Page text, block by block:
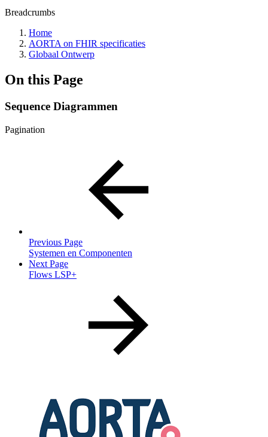
Breadcrumbs
Home
AORTA on FHIR specificaties
Globaal Ontwerp
On this Page
Sequence Diagrammen
Pagination
Previous Page
Systemen en Componenten
Next Page
Flows LSP+